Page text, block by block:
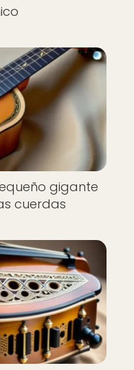
gigante
cuerdas